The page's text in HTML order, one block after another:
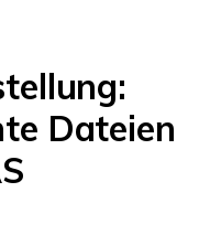
Dateien